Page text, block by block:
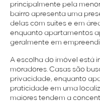
principalmente pela
bairro apresenta uma
delas com suítes e em
enquanto apartamentos
geralmente em
A escolha do imóvel está
moradores. Casas são
privacidade, enquanto
praticidade em uma
maiores tendem a